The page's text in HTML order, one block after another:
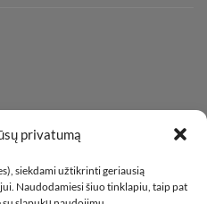
privatumą
siekdami užtikrinti geriausią
Naudodamiesi šiuo tinklapiu, taip pat
kokybiškiausius ir geriausius
rinkoje. Prekes pristatome